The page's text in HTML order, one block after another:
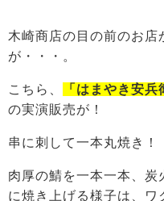
木崎商店の目の前のお店
が・・・。
こちら、 「はまやき安兵
の実演販売が！
串に刺して一本丸焼き！
肉厚の鯖を一本一本、炭
に焼き上げる様子は、